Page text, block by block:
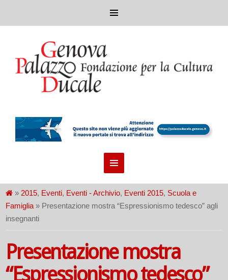
» 2015, Eventi, Eventi - Archivio, Eventi 2015, Scuola e
Famiglia » Presentazione mostra “Espressionismo tedesco” agli
insegnanti
Presentazione mostra
“Espressionismo tedesco”